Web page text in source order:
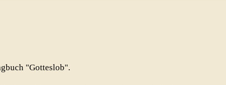
"Gotteslob".